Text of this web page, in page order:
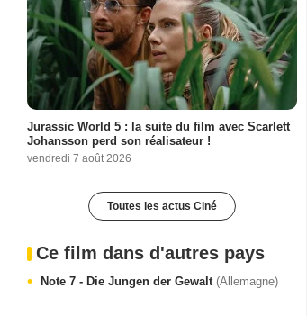
Jurassic World 5 : la suite du film avec Scarlett
Johansson perd son réalisateur !
vendredi 7 août 2026
Toutes les actus Ciné
Ce film dans d'autres pays
Note 7 - Die Jungen der Gewalt (Allemagne)